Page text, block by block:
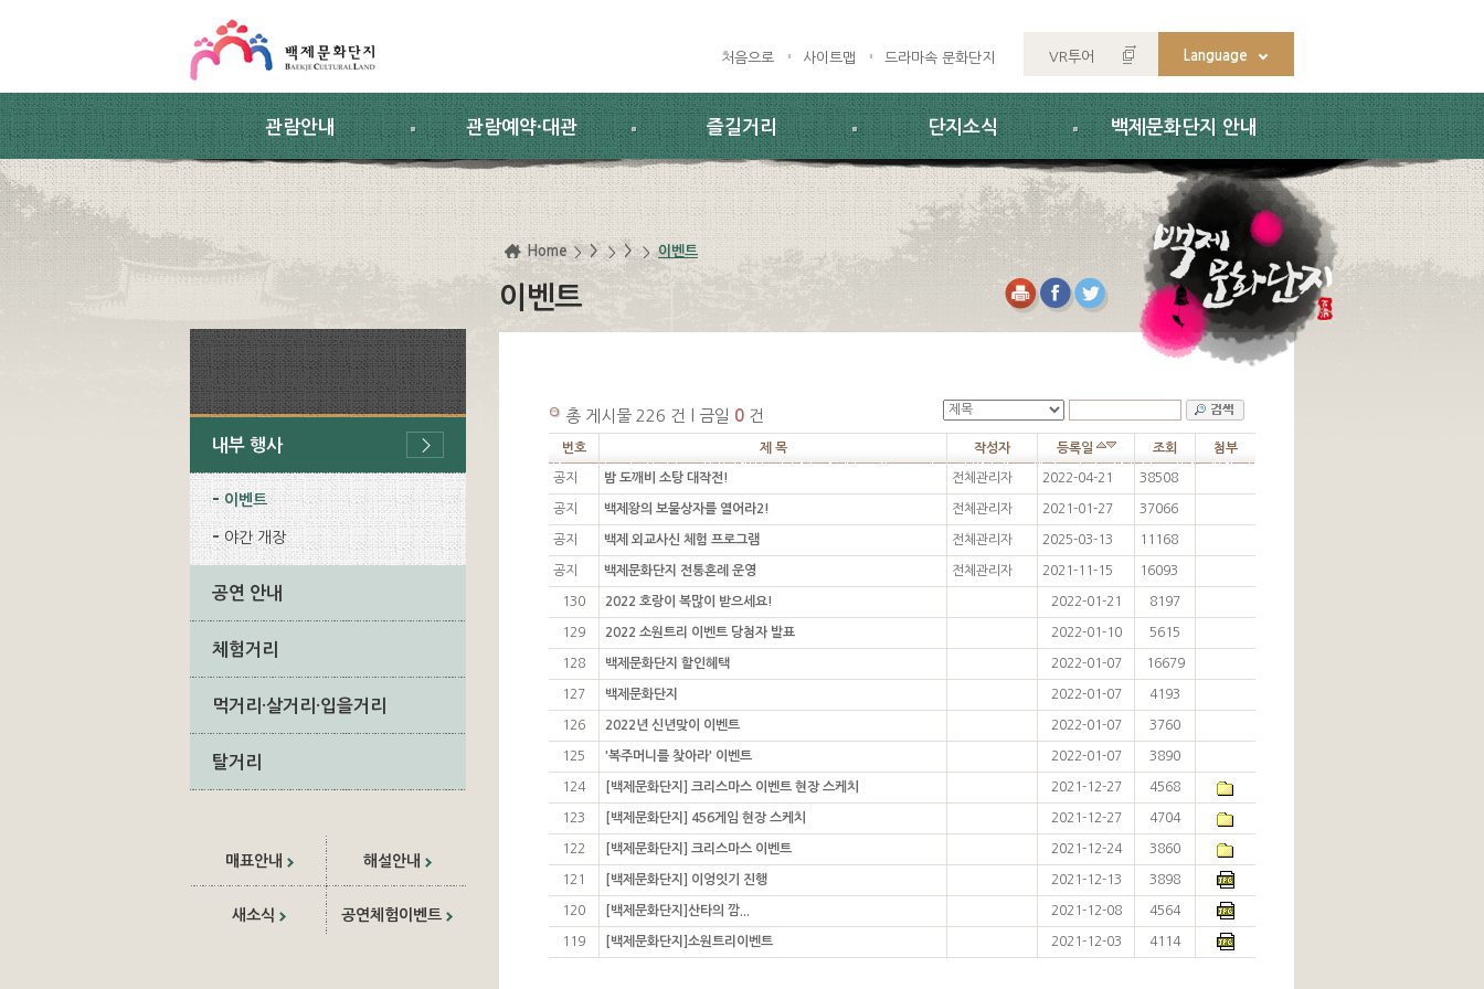
처음으로 사이트맵 드라마속 문화단지 VR투어 Language
관람안내 관람예약·대관 즐길거리 단지소식 백제문화단지 안내
내부 행사
이벤트
야간 개장
공연 안내
체험거리
먹거리·살거리·입을거리
탈거리
매표안내 해설안내
새소식 공연체험이벤트
Home > > 이벤트
이벤트
총 게시물 226 건 l 금일 0 건
번호 제 목 작성자 등록일 조회 첨부
공지 밤 도깨비 소탕 대작전! 전체관리자 2022-04-21 38508
공지 백제왕의 보물상자를 열어라2! 전체관리자 2021-01-27 37066
공지 백제 외교사신 체험 프로그램 전체관리자 2025-03-13 11168
공지 백제문화단지 전통혼례 운영 전체관리자 2021-11-15 16093
130 2022 호랑이 복많이 받으세요! 2022-01-21 8197
129 2022 소원트리 이벤트 당첨자 발표 2022-01-10 5615
128 백제문화단지 할인혜택 2022-01-07 16679
127 백제문화단지 2022-01-07 4193
126 2022년 신년맞이 이벤트 2022-01-07 3760
125 '복주머니를 찾아라' 이벤트 2022-01-07 3890
124 [백제문화단지] 크리스마스 이벤트 현장 스케치 2021-12-27 4568
123 [백제문화단지] 456게임 현장 스케치 2021-12-27 4704
122 [백제문화단지] 크리스마스 이벤트 2021-12-24 3860
121 [백제문화단지] 이엉잇기 진행 2021-12-13 3898
120 [백제문화단지]산타의 깜... 2021-12-08 4564
119 [백제문화단지]소원트리이벤트 2021-12-03 4114